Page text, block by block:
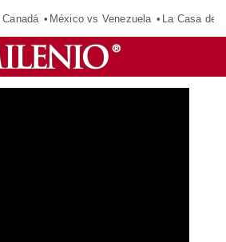
México vs Venezuela La Casa de